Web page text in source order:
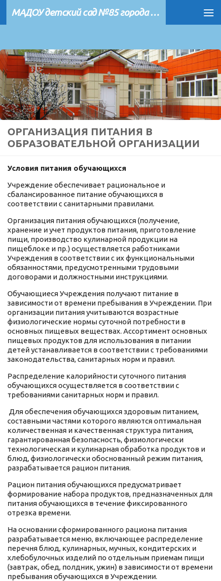
Перейти к содержимому МАДОУ детский сад №85 города Тюмени
ОРГАНИЗАЦИЯ ПИТАНИЯ В
ОБРАЗОВАТЕЛЬНОЙ ОРГАНИЗАЦИИ
Условия питания обучающихся
Учреждение обеспечивает рациональное и
сбалансированное питание обучающихся в
соответствии с санитарными правилами.
Организация питания обучающихся (получение,
хранение и учет продуктов питания, приготовление
пищи, производство кулинарной продукции на
пищеблоке и пр.) осуществляется работниками
Учреждения в соответствии с их функциональными
обязанностями, предусмотренными трудовыми
договорами и должностными инструкциями.
Обучающиеся Учреждения получают питание в
зависимости от времени пребывания в Учреждении. При
организации питания учитываются возрастные
физиологические нормы суточной потребности в
основных пищевых веществах. Ассортимент основных
пищевых продуктов для использования в питании
детей устанавливается в соответствии с требованиями
законодательства, санитарных норм и правил.
Распределение калорийности суточного питания
обучающихся осуществляется в соответствии с
требованиями санитарных норм и правил.
Для обеспечения обучающихся здоровым питанием,
составными частями которого являются оптимальная
количественная и качественная структура питания,
гарантированная безопасность, физиологически
технологическая и кулинарная обработка продуктов и
блюд, физиологически обоснованный режим питания,
разрабатывается рацион питания.
Рацион питания обучающихся предусматривает
формирование набора продуктов, предназначенных для
питания обучающихся в течение фиксированного
отрезка времени.
На основании сформированного рациона питания
разрабатывается меню, включающее распределение
перечня блюд, кулинарных, мучных, кондитерских и
хлебобулочных изделий по отдельным приемам пищи
(завтрак, обед, полдник, ужин) в зависимости от времени
пребывания обучающихся в Учреждении.